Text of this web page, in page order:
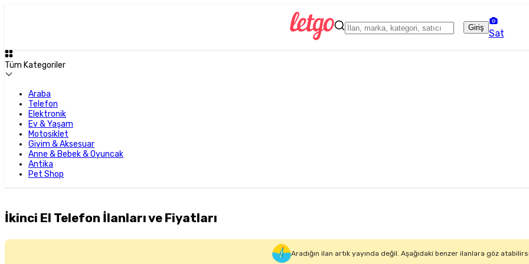
Giriş
Sat
Tüm Kategoriler
Araba
Telefon
Elektronik
Ev & Yaşam
Motosiklet
Giyim & Aksesuar
Anne & Bebek & Oyuncak
Antika
Pet Shop
İkinci El Telefon İlanları ve Fiyatları
Aradığın ilan artık yayında değil. Aşağıdaki benzer ilanlara göz